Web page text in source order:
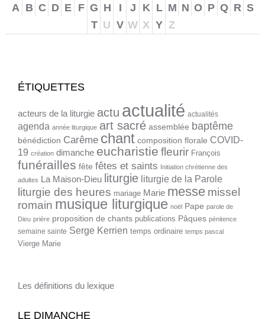
A B C D E F G H I J K L M N O P Q R S
T U V W X Y Z
ÉTIQUETTES
acteurs de la liturgie actu actualité actualités
agenda année liturgique art sacré assemblée baptême
bénédiction Carême chant composition florale COVID-
19 création dimanche eucharistie fleurir François
funérailles fête fêtes et saints
Initiation chrétienne des
adultes La Maison-Dieu liturgie liturgie de la Parole
liturgie des heures mariage Marie messe missel
romain musique liturgique noël Pape parole de
Dieu prière proposition de chants publications Pâques pénitence
semaine sainte Serge Kerrien temps ordinaire temps pascal
Vierge Marie
Les définitions du lexique
LE DIMANCHE